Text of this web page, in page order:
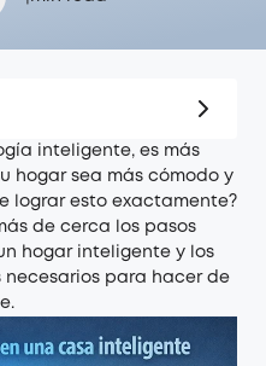
inteligente, es más
hogar sea más cómodo y
lograr esto exactamente?
de cerca los pasos
hogar inteligente y los
necesarios para hacer de